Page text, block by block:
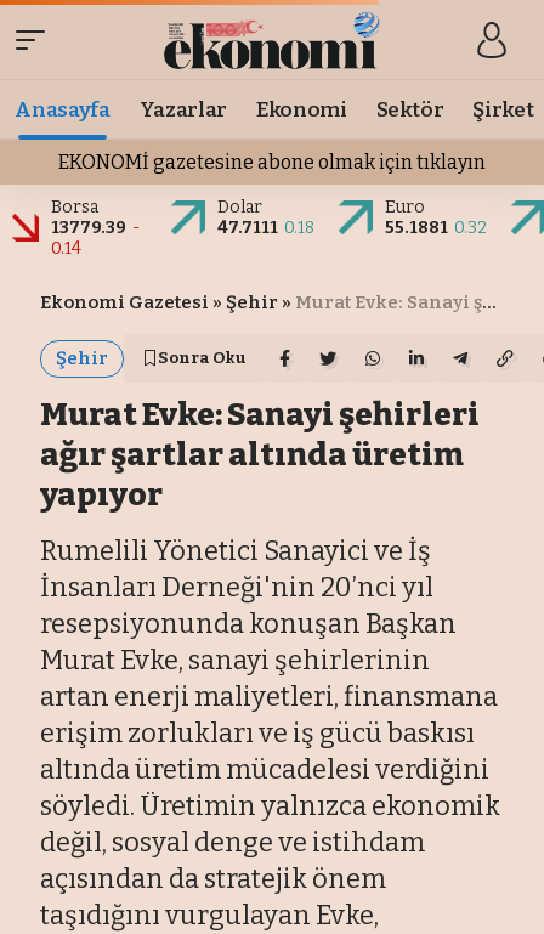
Anasayfa Yazarlar Ekonomi Sektör Şirket
EKONOMİ gazetesine abone olmak için tıklayın
Borsa
13779.39 -
0.14
Dolar
47.7111 0.18
Euro
55.1881 0.32
Ekonomi Gazetesi » Şehir » Murat Evke: Sanayi şehirleri ağır şartlar altında üretim yapıyor
Şehir Sonra Oku
Murat Evke: Sanayi şehirleri
ağır şartlar altında üretim
yapıyor
Rumelili Yönetici Sanayici ve İş
İnsanları Derneği'nin 20’nci yıl
resepsiyonunda konuşan Başkan
Murat Evke, sanayi şehirlerinin
artan enerji maliyetleri, finansmana
erişim zorlukları ve iş gücü baskısı
altında üretim mücadelesi verdiğini
söyledi. Üretimin yalnızca ekonomik
değil, sosyal denge ve istihdam
açısından da stratejik önem
taşıdığını vurgulayan Evke,